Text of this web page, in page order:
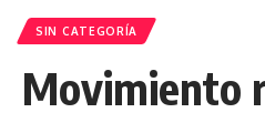
SIN CATEGORÍA
Movimiento